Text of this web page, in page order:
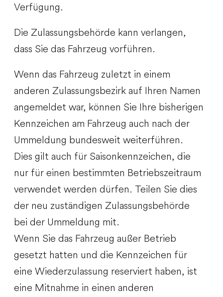
Verfügung.
Die Zulassungsbehörde kann verlangen,
dass Sie das Fahrzeug vorführen.
Wenn das Fahrzeug zuletzt in einem
anderen Zulassungsbezirk auf Ihren Namen
angemeldet war, können Sie Ihre bisherigen
Kennzeichen am Fahrzeug auch nach der
Ummeldung bundesweit weiterführen.
Dies gilt auch für Saisonkennzeichen, die
nur für einen bestimmten Betriebszeitraum
verwendet werden dürfen. Teilen Sie dies
der neu zuständigen Zulassungsbehörde
bei der Ummeldung mit.
Wenn Sie das Fahrzeug außer Betrieb
gesetzt hatten und die Kennzeichen für
eine Wiederzulassung reserviert haben, ist
eine Mitnahme in einen anderen